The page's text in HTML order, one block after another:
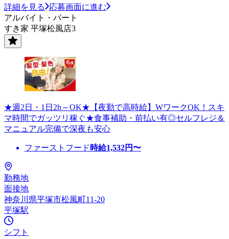
詳細を見る
応募画面に進む
アルバイト・パート
すき家 平塚松風店3
★週2日・1日2h～OK★【夜勤で高時給】WワークOK！スキ
マ時間でガッツリ稼ぐ★食事補助・前払い有◎セルフレジ＆
マニュアル完備で深夜も安心
ファーストフード 時給1,532円〜
勤務地
面接地
神奈川県平塚市松風町11-20
平塚駅
シフト